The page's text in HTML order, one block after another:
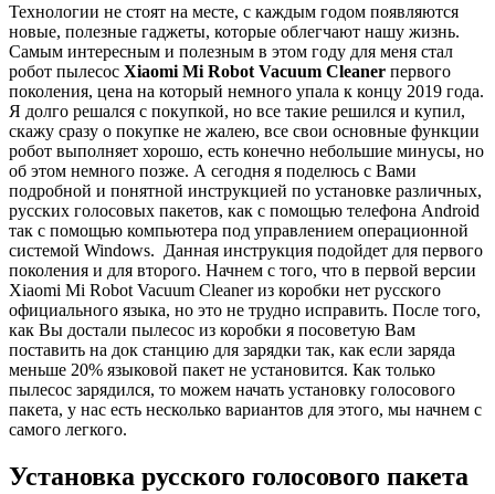
Технологии не стоят на месте, с каждым годом появляются
новые, полезные гаджеты, которые облегчают нашу жизнь.
Самым интересным и полезным в этом году для меня стал
робот пылесос Xiaomi Mi Robot Vacuum Cleaner первого
поколения, цена на который немного упала к концу 2019 года.
Я долго решался с покупкой, но все такие решился и купил,
скажу сразу о покупке не жалею, все свои основные функции
робот выполняет хорошо, есть конечно небольшие минусы, но
об этом немного позже. А сегодня я поделюсь с Вами
подробной и понятной инструкцией по установке различных,
русских голосовых пакетов, как с помощью телефона Android
так с помощью компьютера под управлением операционной
системой Windows. Данная инструкция подойдет для первого
поколения и для второго. Начнем с того, что в первой версии
Xiaomi Mi Robot Vacuum Cleaner из коробки нет русского
официального языка, но это не трудно исправить. После того,
как Вы достали пылесос из коробки я посоветую Вам
поставить на док станцию для зарядки так, как если заряда
меньше 20% языковой пакет не установится. Как только
пылесос зарядился, то можем начать установку голосового
пакета, у нас есть несколько вариантов для этого, мы начнем с
самого легкого.
Установка русского голосового пакета